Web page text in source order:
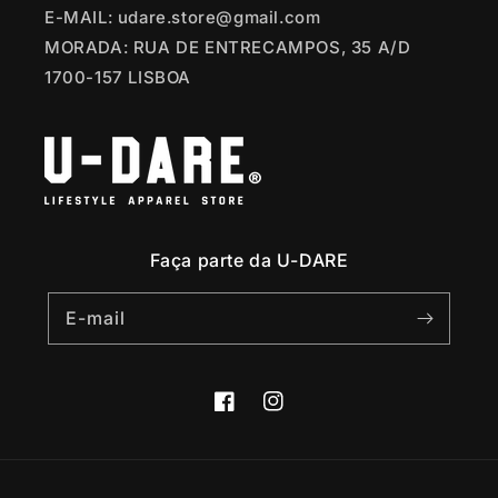
E-MAIL: udare.store@gmail.com
MORADA: RUA DE ENTRECAMPOS, 35 A/D
1700-157 LISBOA
Faça parte da U-DARE
E-mail
FacebookInstagram